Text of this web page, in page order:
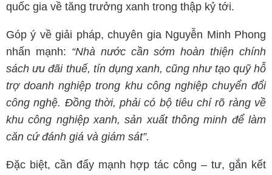
quốc gia về tăng trưởng xanh trong thập kỷ tới.
Góp ý về giải pháp, chuyên gia Nguyễn Minh Phong
nhấn mạnh: “Nhà nước cần sớm hoàn thiện chính
sách ưu đãi thuế, tín dụng xanh, cũng như tạo quỹ hỗ
trợ doanh nghiệp trong khu công nghiệp chuyển đổi
công nghệ. Đồng thời, phải có bộ tiêu chí rõ ràng về
khu công nghiệp xanh, sản xuất thông minh để làm
căn cứ đánh giá và giám sát”.
Đặc biệt, cần đẩy mạnh hợp tác công – tư, gắn kết